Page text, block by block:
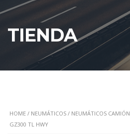
TIENDA
HOME / NEUMÁTICOS / NEUMÁTICOS CAMIÓN
GZ300 TL HWY